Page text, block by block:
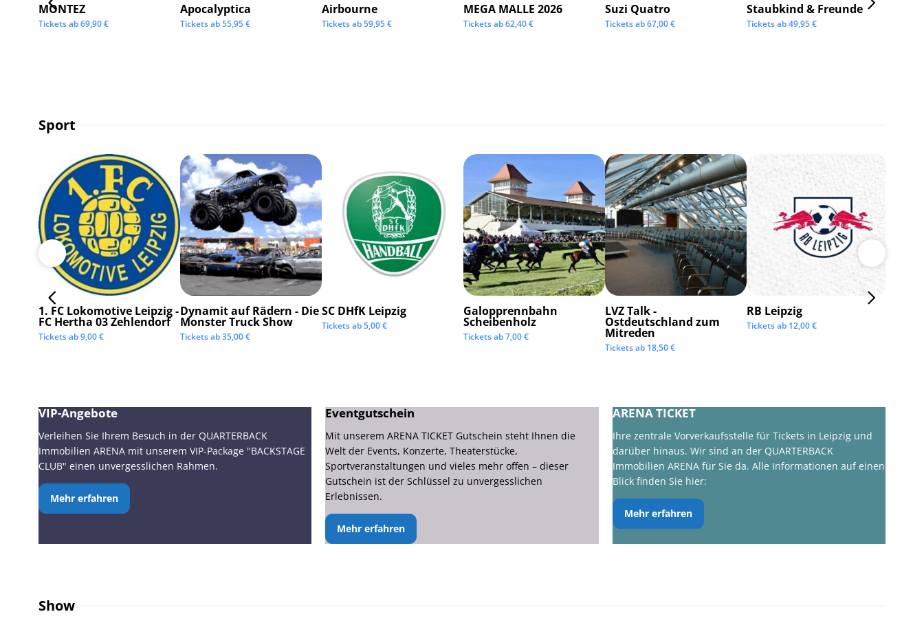
MONTEZ
Tickets ab69,90€
Apocalyptica
Tickets ab55,95€
Airbourne
Tickets ab59,95€
MEGA MALLE 2026
Tickets ab62,40€
Suzi Quatro
Tickets ab67,00€
Staubkind & Freunde
Tickets ab49,95€
Sport
1. FC Lokomotive Leipzig -
FC Hertha 03 Zehlendorf
Tickets ab9,00€
Dynamit auf Rädern - Die
Monster Truck Show
Tickets ab35,00€
SC DHfK Leipzig
Tickets ab5,00€
Galopprennbahn
Scheibenholz
Tickets ab7,00€
LVZ Talk -
Ostdeutschland zum
Mitreden
Tickets ab 18,50€
RB Leipzig
Tickets ab 12,00€
VIP-Angebote
Verleihen Sie Ihrem Besuch in der QUARTERBACK
Immobilien ARENA mit unserem VIP-Package "BACKSTAGE
CLUB" einen unvergesslichen Rahmen.
Mehr erfahren
Eventgutschein
Mit unserem ARENA TICKET Gutschein steht Ihnen die
Welt der Events, Konzerte, Theaterstücke,
Sportveranstaltungen und vieles mehr offen – dieser
Gutschein ist der Schlüssel zu unvergesslichen
Erlebnissen.
Mehr erfahren
ARENA TICKET
Ihre zentrale Vorverkaufsstelle für Tickets in Leipzig und
darüber hinaus. Wir sind an der QUARTERBACK
Immobilien ARENA für Sie da. Alle Informationen auf einen
Blick finden Sie hier:
Mehr erfahren
Show